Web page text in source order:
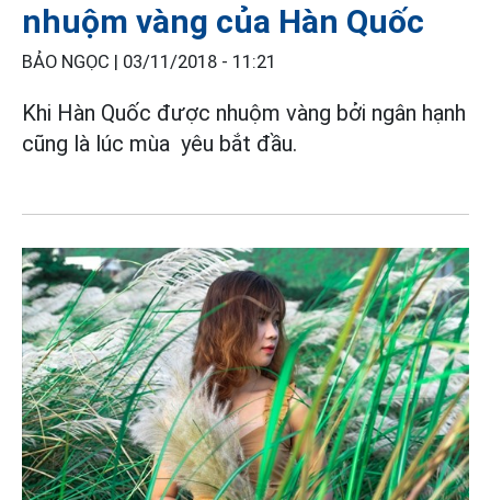
nhuộm vàng của Hàn Quốc
BẢO NGỌC | 03/11/2018 - 11:21
Khi Hàn Quốc được nhuộm vàng bởi ngân hạnh
cũng là lúc mùa yêu bắt đầu.